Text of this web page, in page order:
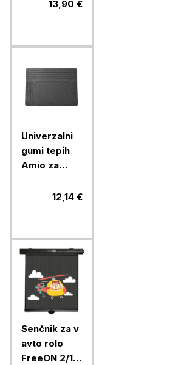
13,90 €
Univerzalni
gumi tepih
Amio za
12,14 €
Senčnik za v
avto rolo
FreeON 2/1,